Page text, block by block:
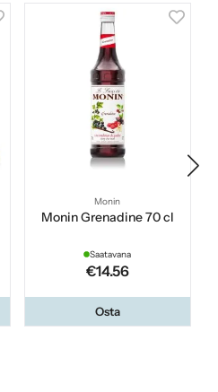
Monin
Monin Grenadine 70 cl
Saatavana
€14.56
Osta